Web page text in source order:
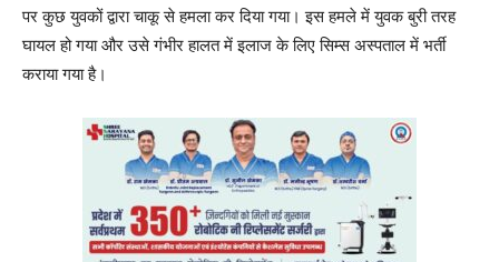
पर कुछ युवकों द्वारा चाकू से हमला कर दिया गया। इस हमले में युवक बुरी तरह
घायल हो गया और उसे गंभीर हालत में इलाज के लिए सिम्स अस्पताल में भर्ती
कराया गया है।